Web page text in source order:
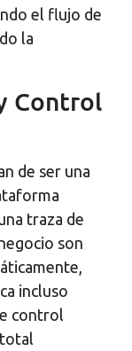
el flujo de
la
Control
de ser una
traza de
son
incluso
control